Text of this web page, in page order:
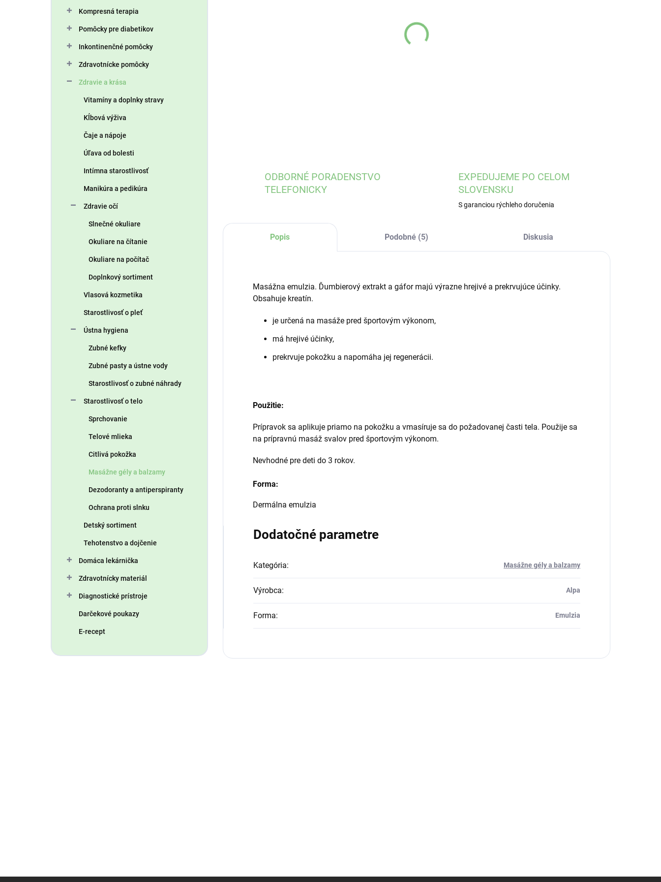
Kompresná terapia
Pomôcky pre diabetikov
Inkontinenčné pomôcky
Zdravotnícke pomôcky
Zdravie a krása
Vitamíny a doplnky stravy
Kĺbová výživa
Čaje a nápoje
Úľava od bolesti
Intímna starostlivosť
Manikúra a pedikúra
Zdravie očí
Slnečné okuliare
Okuliare na čítanie
Okuliare na počítač
Doplnkový sortiment
Vlasová kozmetika
Starostlivosť o pleť
Ústna hygiena
Zubné kefky
Zubné pasty a ústne vody
Starostlivosť o zubné náhrady
Starostlivosť o telo
Sprchovanie
Telové mlieka
Citlivá pokožka
Masážne gély a balzamy
Dezodoranty a antiperspiranty
Ochrana proti slnku
Detský sortiment
Tehotenstvo a dojčenie
Domáca lekárnička
Zdravotnícky materiál
Diagnostické prístroje
Darčekové poukazy
E-recept
ODBORNÉ PORADENSTVO
TELEFONICKY
EXPEDUJEME PO CELOM
SLOVENSKU
S garanciou rýchleho doručenia
Popis Podobné (5) Diskusia
Masážna emulzia. Ďumbierový extrakt a gáfor majú výrazne hrejivé a prekrvujúce účinky.
Obsahuje kreatín.
je určená na masáže pred športovým výkonom,
má hrejivé účinky,
prekrvuje pokožku a napomáha jej regenerácii.
Použitie:
Prípravok sa aplikuje priamo na pokožku a vmasíruje sa do požadovanej časti tela. Použije sa
na prípravnú masáž svalov pred športovým výkonom.
Nevhodné pre deti do 3 rokov.
Forma:
Dermálna emulzia
Dodatočné parametre
Kategória: Masážne gély a balzamy
Výrobca: Alpa
Forma: Emulzia